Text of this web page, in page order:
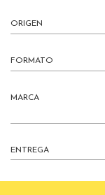
ORIGEN
FORMATO
MARCA
ENTREGA